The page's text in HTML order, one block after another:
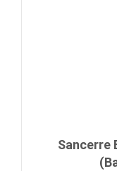
Sancerre